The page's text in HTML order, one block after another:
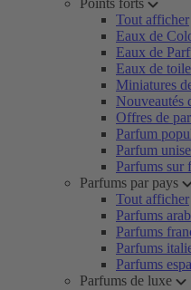
Points forts
Tout afficher
Eaux de
Eaux de
Eaux de
Miniatures
Nouveautés
Offres de
Parfum
Parfum
Parfums sur
Parfums par pays
Tout afficher
Parfums
Parfums
Parfums
Parfums
Parfums de luxe